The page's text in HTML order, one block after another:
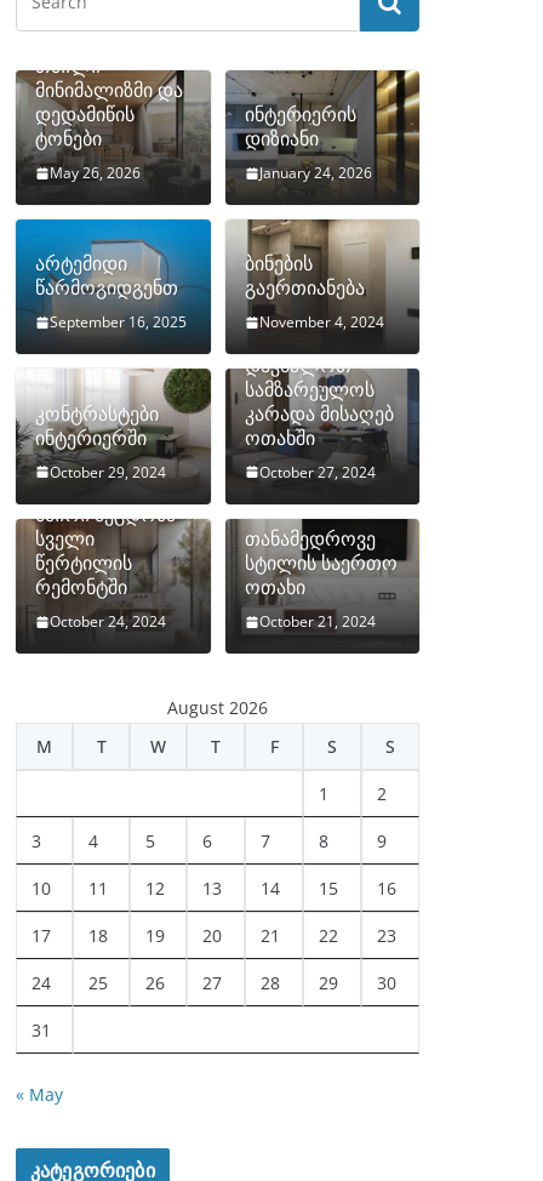
თბილი
მინიმალიზმი და
დედამიწის
ტონები
May 26, 2026
ინტერიერის
დიზიანი
January 24, 2026
არტემიდი
წარმოგიდგენთ
September 16, 2025
ბინების
გაერთიანება
November 4, 2024
კონტრასტები
ინტერიერში
October 29, 2024
როგორ
დავმალოთ
სამზარეულოს
კარადა მისაღებ
ოთახში
October 27, 2024
ხშირი შეცდომა
სველი
წერტილის
რემონტში
October 24, 2024
თანამედროვე
სტილის საერთო
ოთახი
October 21, 2024
August 2026
M
T W T F S S
1 2
3 4 5 6 7 8 9
10 11 12 13 14 15 16
17 18 19 20 21 22 23
24 25 26 27 28 29 30
31
« May
კატეგორიები